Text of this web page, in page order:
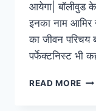
आयेगा| बॉलीवुड के
इनका नाम
का जीवन परिचय
पर्फेक्टनिस्ट भी
READ MORE आमिर